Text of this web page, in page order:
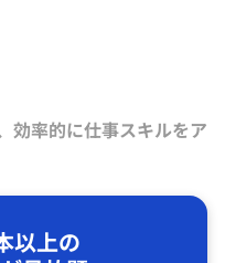
効率的に仕事スキルをア
以上の